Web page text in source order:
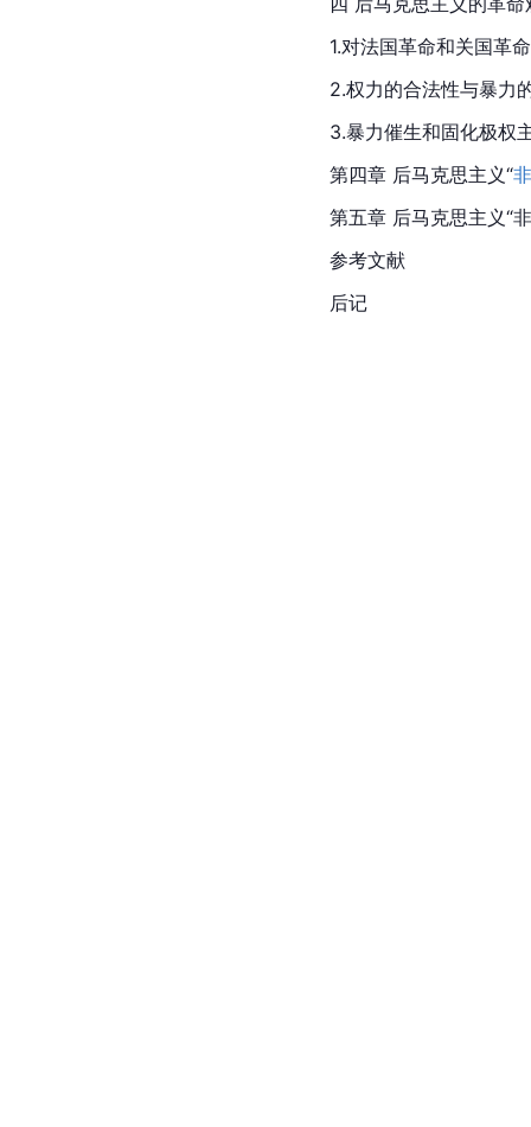
1.对法国革命和关国革
2.权力的合法性与暴力
3.暴力催生和固化极权
第四章 后马克思主义“
第五章 后马克思主义“
参考文献
后记